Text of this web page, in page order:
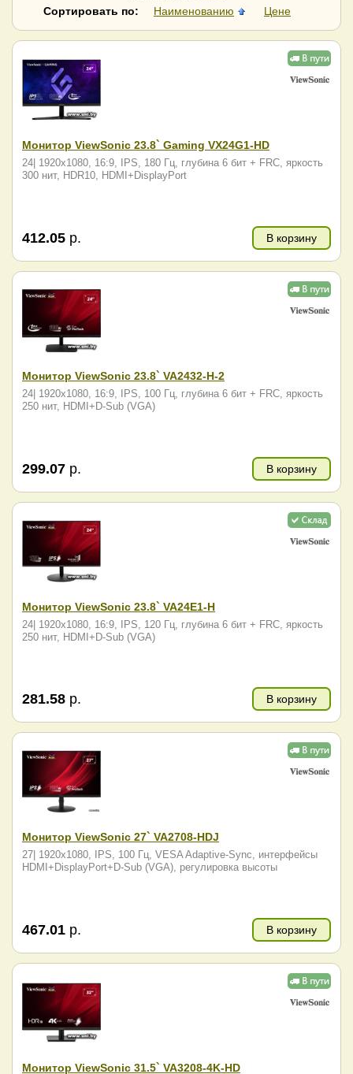
Raskat
RDW Computers
SunWind
Vandor
ViewSonic
Гравитон
Сортировать по:
Наименованию Цене
Монитор ViewSonic 23.8` Gaming VX24G1-HD
24| 1920x1080, 16:9, IPS, 180 Гц, глубина 6 бит + FRC, яркость
300 нит, HDR10, HDMI+DisplayPort
412.05 р. В корзину
Монитор ViewSonic 23.8` VA2432-H-2
24| 1920x1080, 16:9, IPS, 100 Гц, глубина 6 бит + FRC, яркость
250 нит, HDMI+D-Sub (VGA)
299.07 р. В корзину
Монитор ViewSonic 23.8` VA24E1-H
24| 1920x1080, 16:9, IPS, 120 Гц, глубина 6 бит + FRC, яркость
250 нит, HDMI+D-Sub (VGA)
281.58 р. В корзину
Монитор ViewSonic 27` VA2708-HDJ
27| 1920x1080, IPS, 100 Гц, VESA Adaptive-Sync, интерфейсы
HDMI+DisplayPort+D-Sub (VGA), регулировка высоты
467.01 р. В корзину
Монитор ViewSonic 31.5` VA3208-4K-HD